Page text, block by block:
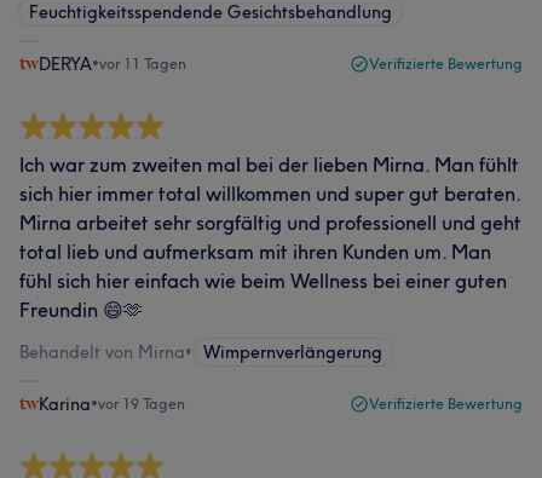
Feuchtigkeitsspendende Gesichtsbehandlung
DERYA•vor 11 Tagen Verifizierte Bewertung
Ich war zum zweiten mal bei der lieben Mirna. Man fühlt
sich hier immer total willkommen und super gut beraten.
Mirna arbeitet sehr sorgfältig und professionell und geht
total lieb und aufmerksam mit ihren Kunden um. Man
fühl sich hier einfach wie beim Wellness bei einer guten
Freundin 😄🫶
Behandelt von Mirna• Wimpernverlängerung
Karina•vor 19 Tagen Verifizierte Bewertung